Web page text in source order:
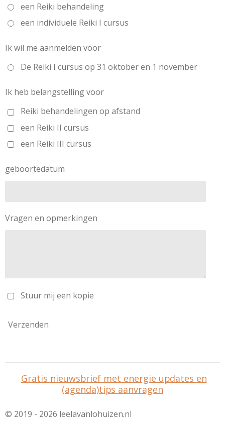
een Reiki behandeling
een individuele Reiki I cursus
Ik wil me aanmelden voor
De Reiki I cursus op 31 oktober en 1 november
Ik heb belangstelling voor
Reiki behandelingen op afstand
een Reiki II cursus
een Reiki III cursus
geboortedatum
Vragen en opmerkingen
Stuur mij een kopie
Verzenden
Gratis nieuwsbrief met energie updates en
(agenda)tips aanvragen
© 2019 - 2026 leelavanlohuizen.nl